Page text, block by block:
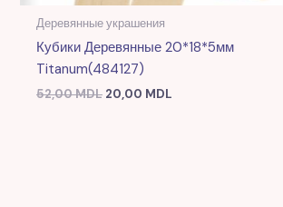
Деревянные украшения
Кубики Деревянные 20*18*5мм
Titanum(484127)
52,00MDL 20,00 MDL